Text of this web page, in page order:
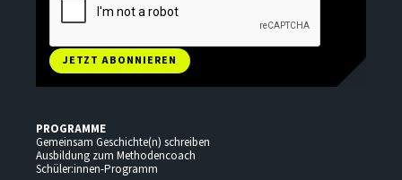
JETZT ABONNIEREN
PROGRAMME
Gemeinsam Geschichte(n) schreiben
Ausbildung zum Methodencoach
Schüler:innen-Programm